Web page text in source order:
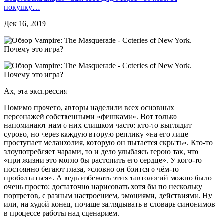
покупку…
Дек 16, 2019
Ах, эта экспрессия
Помимо прочего, авторы наделили всех основных
персонажей собственными «фишками». Вот только
напоминают нам о них слишком часто: кто-то выглядит
сурово, но через каждую вторую реплику «на его лице
проступает меланхолия, которую он пытается скрыть». Кто-то
злоупотребляет чарами, то и дело улыбаясь герою так, что
«при жизни это могло бы растопить его сердце». У кого-то
постоянно бегают глаза, «словно он боится о чём-то
проболтаться». А ведь избежать этих тавтологий можно было
очень просто: достаточно нарисовать хотя бы по нескольку
портретов, с разным настроением, эмоциями, действиями. Ну
или, на худой конец, почаще заглядывать в словарь синонимов
в процессе работы над сценарием.